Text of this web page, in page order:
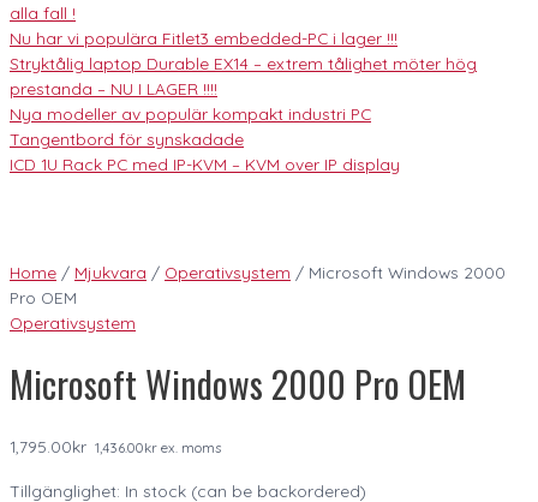
alla fall !
Nu har vi populära Fitlet3 embedded-PC i lager !!!
Stryktålig laptop Durable EX14 – extrem tålighet möter hög
prestanda – NU I LAGER !!!!
Nya modeller av populär kompakt industri PC
Tangentbord för synskadade
ICD 1U Rack PC med IP-KVM – KVM over IP display
Home / Mjukvara / Operativsystem / Microsoft Windows 2000
Pro OEM
Operativsystem
Microsoft Windows 2000 Pro OEM
1,795.00kr 1,436.00kr ex. moms
Tillgänglighet: In stock (can be backordered)